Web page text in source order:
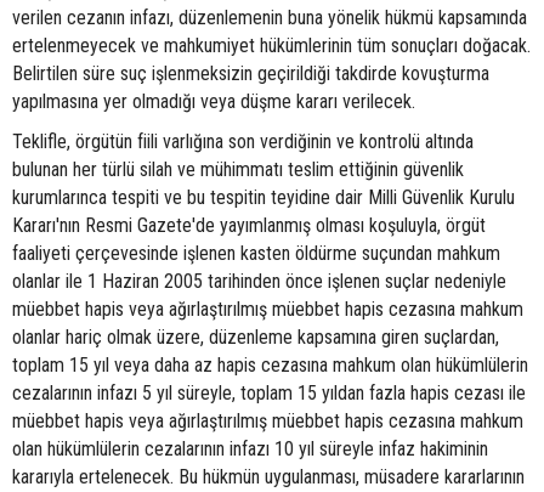
verilen cezanın infazı, düzenlemenin buna yönelik hükmü kapsamında
ertelenmeyecek ve mahkumiyet hükümlerinin tüm sonuçları doğacak.
Belirtilen süre suç işlenmeksizin geçirildiği takdirde kovuşturma
yapılmasına yer olmadığı veya düşme kararı verilecek.
Teklifle, örgütün fiili varlığına son verdiğinin ve kontrolü altında
bulunan her türlü silah ve mühimmatı teslim ettiğinin güvenlik
kurumlarınca tespiti ve bu tespitin teyidine dair Milli Güvenlik Kurulu
Kararı'nın Resmi Gazete'de yayımlanmış olması koşuluyla, örgüt
faaliyeti çerçevesinde işlenen kasten öldürme suçundan mahkum
olanlar ile 1 Haziran 2005 tarihinden önce işlenen suçlar nedeniyle
müebbet hapis veya ağırlaştırılmış müebbet hapis cezasına mahkum
olanlar hariç olmak üzere, düzenleme kapsamına giren suçlardan,
toplam 15 yıl veya daha az hapis cezasına mahkum olan hükümlülerin
cezalarının infazı 5 yıl süreyle, toplam 15 yıldan fazla hapis cezası ile
müebbet hapis veya ağırlaştırılmış müebbet hapis cezasına mahkum
olan hükümlülerin cezalarının infazı 10 yıl süreyle infaz hakiminin
kararıyla ertelenecek. Bu hükmün uygulanması, müsadere kararlarının